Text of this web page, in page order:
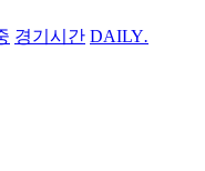
경기시간 DAILY.